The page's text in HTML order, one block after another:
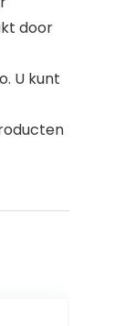
door
U kunt